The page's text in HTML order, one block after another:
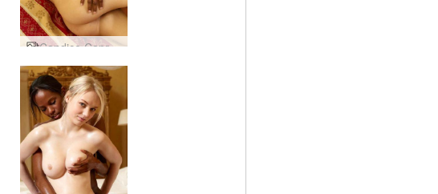
Candice Caprice와 Valerie 삼인조